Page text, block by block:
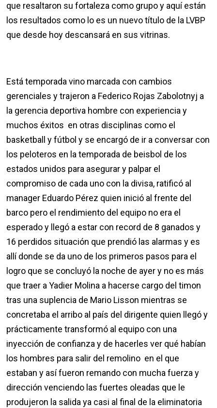
que resaltaron su fortaleza como grupo y aquí están
los resultados como lo es un nuevo título de la LVBP
que desde hoy descansará en sus vitrinas.
Está temporada vino marcada con cambios
gerenciales y trajeron a Federico Rojas Zabolotnyj a
la gerencia deportiva hombre con experiencia y
muchos éxitos en otras disciplinas como el
basketball y fútbol y se encargó de ir a conversar con
los peloteros en la temporada de beisbol de los
estados unidos para asegurar y palpar el
compromiso de cada uno con la divisa, ratificó al
manager Eduardo Pérez quien inició al frente del
barco pero el rendimiento del equipo no era el
esperado y llegó a estar con record de 8 ganados y
16 perdidos situación que prendió las alarmas y es
allí donde se da uno de los primeros pasos para el
logro que se concluyó la noche de ayer y no es más
que traer a Yadier Molina a hacerse cargo del timon
tras una suplencia de Mario Lisson mientras se
concretaba el arribo al país del dirigente quien llegó y
prácticamente transformó al equipo con una
inyección de confianza y de hacerles ver qué habían
los hombres para salir del remolino en el que
estaban y así fueron remando con mucha fuerza y
dirección venciendo las fuertes oleadas que le
produjeron la salida ya casi al final de la eliminatoria